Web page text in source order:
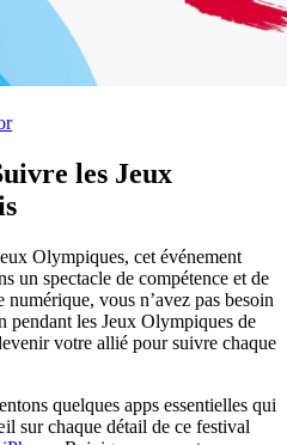
les Jeux
Olympiques, cet événement
un spectacle de compétence et de
vous n’avez pas besoin
pendant les Jeux Olympiques de
votre allié pour suivre chaque
quelques apps essentielles qui
sur chaque détail de ce festival